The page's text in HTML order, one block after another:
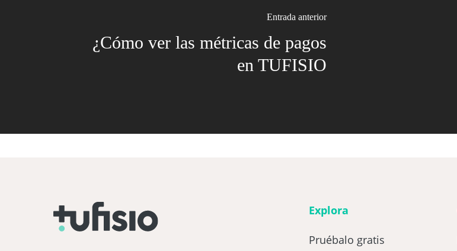
Entrada anterior
¿Cómo ver las métricas de pagos
en TUFISIO
Explora
Pruébalo gratis